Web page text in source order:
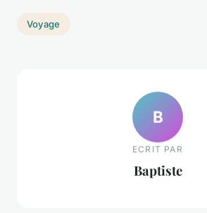
Voyage
B
ECRIT PAR
Baptiste